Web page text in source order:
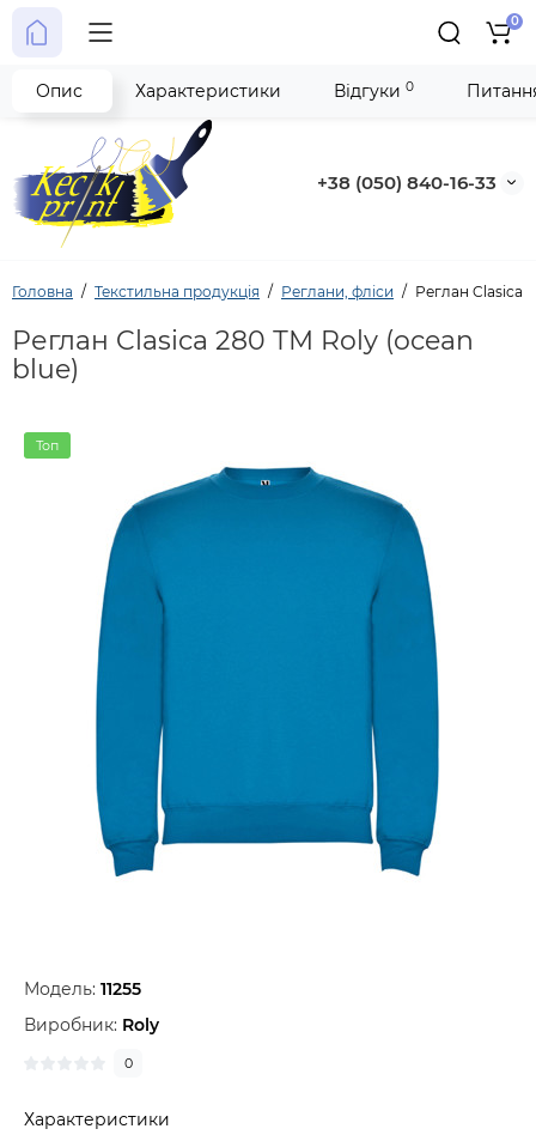
+38 (050) 840-16-33
0
Головна Текстильна продукція Реглани, фліси Реглан Clasica
Реглан Clasica 280 ТМ Roly (ocean
blue)
Топ
Модель: 11255
Виробник: Roly
0
Характеристики
Опис Характеристики Відгуки 0